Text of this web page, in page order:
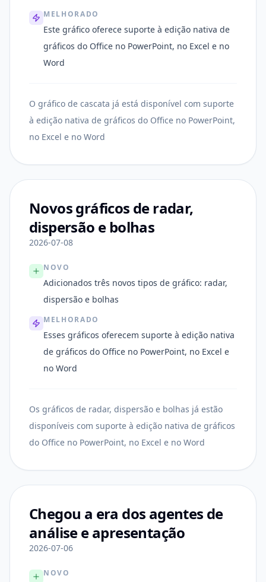
MELHORADO
Este gráfico oferece suporte à edição nativa de
gráficos do Office no PowerPoint, no Excel e no
Word
O gráfico de cascata já está disponível com suporte
à edição nativa de gráficos do Office no PowerPoint,
no Excel e no Word
Novos gráficos de radar,
dispersão e bolhas
2026-07-08
NOVO
Adicionados três novos tipos de gráfico: radar,
dispersão e bolhas
MELHORADO
Esses gráficos oferecem suporte à edição nativa
de gráficos do Office no PowerPoint, no Excel e
no Word
Os gráficos de radar, dispersão e bolhas já estão
disponíveis com suporte à edição nativa de gráficos
do Office no PowerPoint, no Excel e no Word
Chegou a era dos agentes de
análise e apresentação
2026-07-06
NOVO